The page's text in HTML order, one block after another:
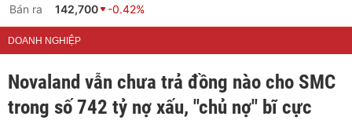
Bán ra
142,700 -0.42%
DOANH NGHIỆP
Novaland vẫn chưa trả đồng nào cho SMC
trong số 742 tỷ nợ xấu, "chủ nợ" bĩ cực